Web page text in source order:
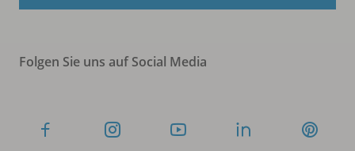
Folgen Sie uns auf Social Media